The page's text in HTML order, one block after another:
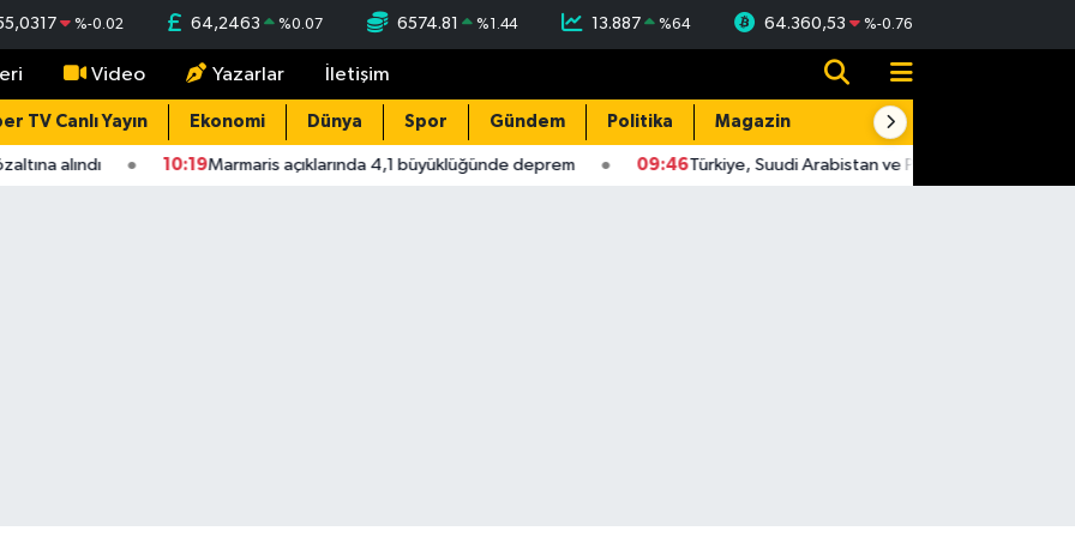
%-0.02 64,2463 %0.07 6574.81 %1.44 13.887 %64 64.360,53 %-0.76
Video Yazarlar İletişim
TV Canlı Yayın Ekonomi Dünya Spor Gündem Politika Magazin Resmi İlanlar
alındı 10:19Marmaris açıklarında 4,1 büyüklüğünde deprem 09:46Türkiye, Suudi Arabistan ve Pakistan, üçlü savunma